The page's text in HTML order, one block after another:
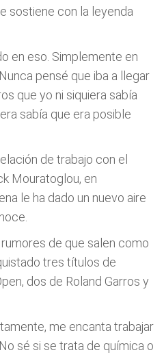
sostiene con la leyenda
en eso. Simplemente en
pensé que iba a llegar
que yo ni siquiera sabía
sabía que era posible
de trabajo con el
Mouratoglou, en
le ha dado un nuevo aire
de que salen como
tres títulos de
dos de Roland Garros y
me encanta trabajar
sé si se trata de química o